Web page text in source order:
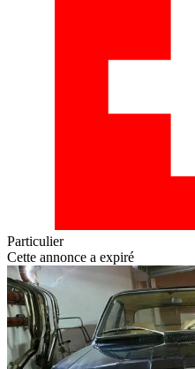
Particulier
Cette annonce a expiré